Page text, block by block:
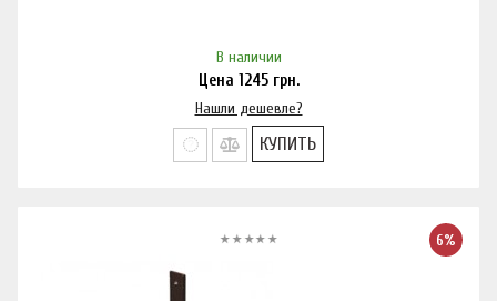
В наличии
Цена 1245грн.
Нашли дешевле?
КУПИТЬ
6%